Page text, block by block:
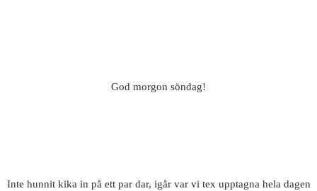
God morgon söndag!
Inte hunnit kika in på ett par dar, igår var vi tex upptagna hela dagen